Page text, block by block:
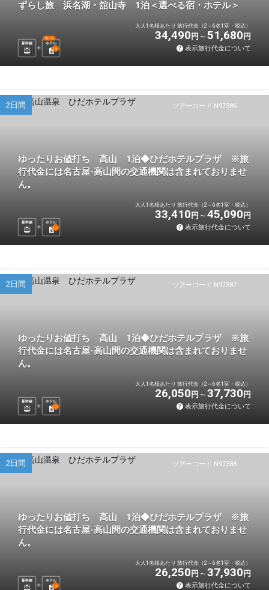
ずらし旅 浜名湖・舘山寺 1泊＜選べる宿・ホテル＞
新幹線 ホテル
選べる
1 泊
大人1名様あたり 旅行代金（2～6名1室・税込）
34,490 円 51,680 円
表示旅行代金について
ツアーコード N97386
2日間
ゆったりお値打ち 高山 1泊◆ひだホテルプラザ ※旅
行代金には名古屋-高山間の交通機関は含まれておりませ
ん。
新幹線
ホテル
1 泊
大人1名様あたり 旅行代金（2～6名1室・税込）
33,410 円 45,090 円
表示旅行代金について
ツアーコード N97387
2日間
ゆったりお値打ち 高山 1泊◆ひだホテルプラザ ※旅
行代金には名古屋-高山間の交通機関は含まれておりませ
ん。
新幹線
ホテル
1 泊
大人1名様あたり 旅行代金（2～6名1室・税込）
26,050 円 37,730 円
表示旅行代金について
ツアーコード N97388
2日間
ゆったりお値打ち 高山 1泊◆ひだホテルプラザ ※旅
行代金には名古屋-高山間の交通機関は含まれておりませ
ん。
新幹線
ホテル
1 泊
大人1名様あたり 旅行代金（2～6名1室・税込）
26,250 円 37,930 円
表示旅行代金について